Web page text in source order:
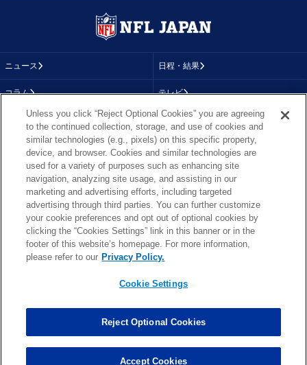
ニュース 日程・結果
コラム テレビ
画像
About NFL
More NFL 特集
TOP お問い合わせ FAQ
PHOTO BY AP Images / PHOTO BY Getty Images
Unless you click “Reject Optional Cookies” you are agreeing
to the continued collection, storage, and use of cookies and
similar technologies (e.g., pixels) on this specific property,
device, and browser. Cookies and similar technologies are
used for a variety of purposes such as enhancing site
navigation, analyzing site usage, and assisting in our
marketing and advertising efforts, including targeted
advertising through third parties. You can further customize
your cookie preferences and opt out of optional cookies by
clicking the “Cookies Settings” link in this banner or in the
footer of this website’s homepage. For more information,
please refer to our Privacy Policy.
Cookie Settings
Reject Optional Cookies
Accept Cookies